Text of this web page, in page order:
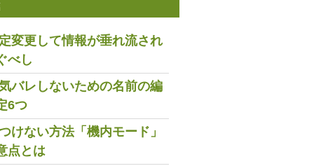
変更して情報が垂れ流され
べし
バレしないための名前の編
6つ
けない方法「機内モード」
点とは